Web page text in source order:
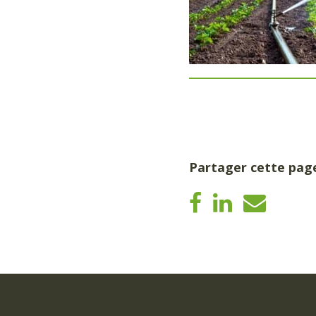
Partager cette